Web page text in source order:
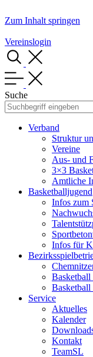
Zum Inhalt springen
Vereinslogin
Suche
Verband
Struktur
Vereine
Aus- und
3×3
Amtliche
Basketballjugend
Infos zum
Infos für
Basketball
Service
Aktuelles
Kalender
Kontakt
TeamSL